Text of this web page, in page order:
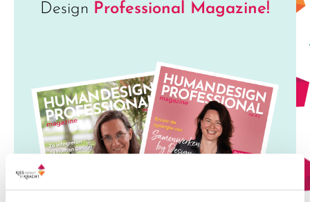
Design Professional Magazine!